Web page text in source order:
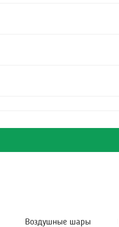
Воздушные шары